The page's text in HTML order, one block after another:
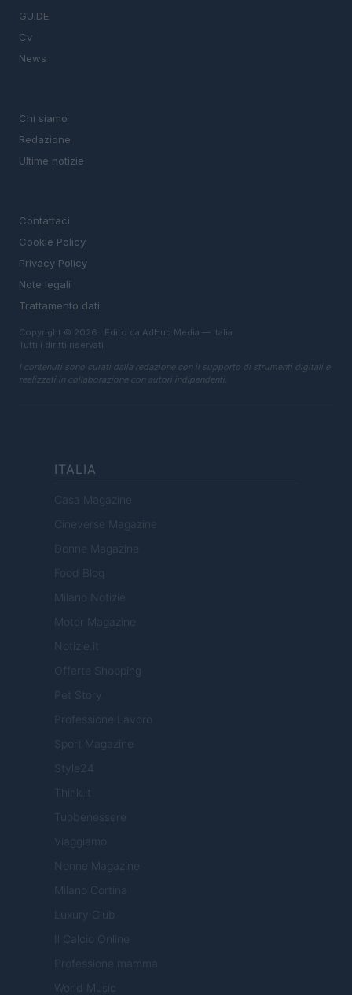
GUIDE
Cv
News
Chi siamo
Redazione
Ultime notizie
Contattaci
Cookie Policy
Privacy Policy
Note legali
Trattamento dati
Copyright © 2026 · Edito da AdHub Media — Italia
Tutti i diritti riservati
I contenuti sono curati dalla redazione con il supporto di strumenti digitali e
realizzati in collaborazione con autori indipendenti.
ITALIA
Casa Magazine
Cineverse Magazine
Donne Magazine
Food Blog
Milano Notizie
Motor Magazine
Notizie.it
Offerte Shopping
Pet Story
Professione Lavoro
Sport Magazine
Style24
Think.it
Tuobenessere
Viaggiamo
Nonne Magazine
Milano Cortina
Luxury Club
Il Calcio Online
Professione mamma
World Music